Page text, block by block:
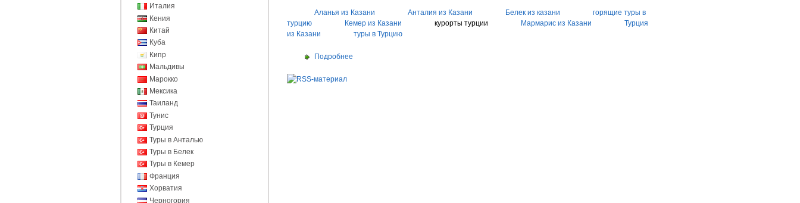
Аланья из Казани Анталия из Казани Белек из казани
горящие туры в
турцию
Кемер из Казани курорты турции Мармарис из Казани
Турция
из Казани
туры в Турцию
Подробнее
Италия
Кения
Китай
Куба
Кипр
Мальдивы
Марокко
Мексика
Таиланд
Тунис
Турция
Туры в Анталью
Туры в Белек
Туры в Кемер
Франция
Хорватия
Черногория